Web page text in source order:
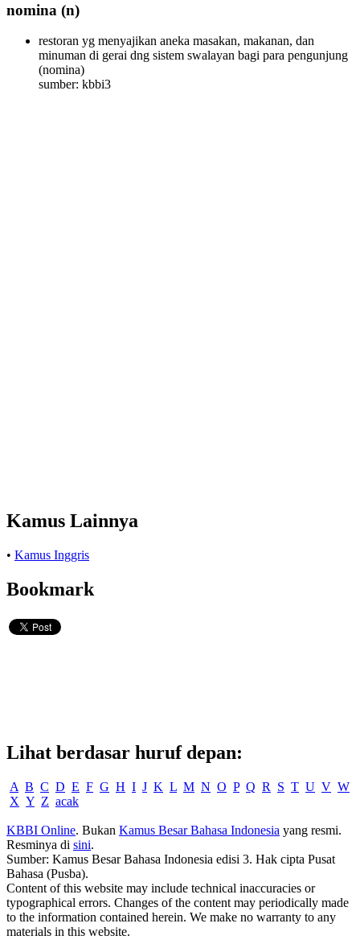
nomina (n)
restoran yg menyajikan aneka masakan, makanan, dan
minuman di gerai dng sistem swalayan bagi para pengunjung
(nomina)
sumber: kbbi3
Kamus Lainnya
• Kamus Inggris
Bookmark
Lihat berdasar huruf depan:
A B C D E F G H I J K L M N O P Q R S T U V W
X Y Z acak
KBBI Online. Bukan Kamus Besar Bahasa Indonesia yang resmi.
Resminya di sini.
Sumber: Kamus Besar Bahasa Indonesia edisi 3. Hak cipta Pusat
Bahasa (Pusba).
Content of this website may include technical inaccuracies or
typographical errors. Changes of the content may periodically made
to the information contained herein. We make no warranty to any
materials in this website.